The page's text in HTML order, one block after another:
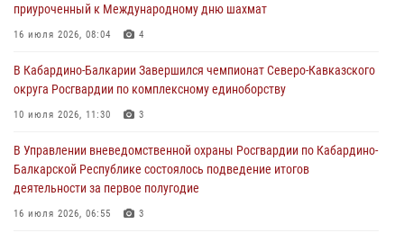
Управление Росгвардии по Кабардино-Балкарской Республике
информирует
В Кабардино-Балкарии нештатные инструктора подразделений
Росгвардии отработали профессиональные навыки
приуроченный к Международному дню шахмат
16 июля 2026, 08:04 4
В Кабардино-Балкарии Завершился чемпионат Северо-Кавказского
округа Росгвардии по комплексному единоборству
10 июля 2026, 11:30 3
В Управлении вневедомственной охраны Росгвардии по Кабардино-
Балкарской Республике состоялось подведение итогов
деятельности за первое полугодие
16 июля 2026, 06:55 3